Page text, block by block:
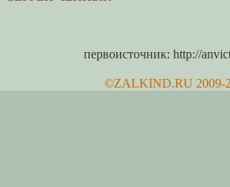
первоисточник: http://
©ZALKIND.RU 2009-